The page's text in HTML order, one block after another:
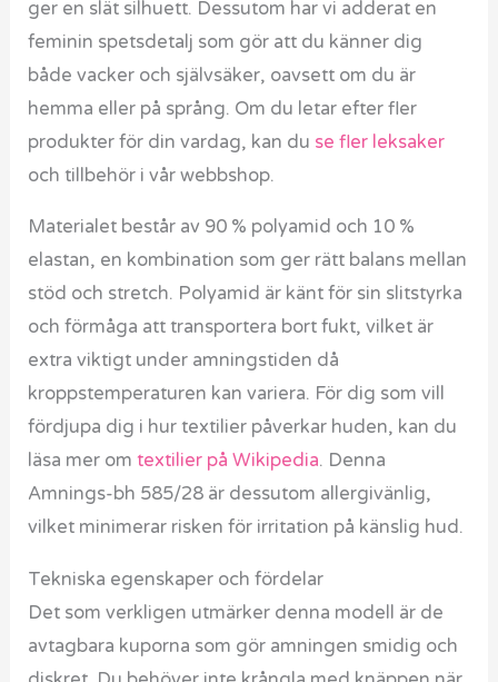
ger en slät silhuett. Dessutom har vi adderat en
feminin spetsdetalj som gör att du känner dig
både vacker och självsäker, oavsett om du är
hemma eller på språng. Om du letar efter fler
produkter för din vardag, kan du se fler leksaker
och tillbehör i vår webbshop.
Materialet består av 90 % polyamid och 10 %
elastan, en kombination som ger rätt balans mellan
stöd och stretch. Polyamid är känt för sin slitstyrka
och förmåga att transportera bort fukt, vilket är
extra viktigt under amningstiden då
kroppstemperaturen kan variera. För dig som vill
fördjupa dig i hur textilier påverkar huden, kan du
läsa mer omtextilier på Wikipedia. Denna
Amnings-bh 585/28 är dessutom allergivänlig,
vilket minimerar risken för irritation på känslig hud.
Tekniska egenskaper och fördelar
Det som verkligen utmärker denna modell är de
avtagbara kuporna som gör amningen smidig och